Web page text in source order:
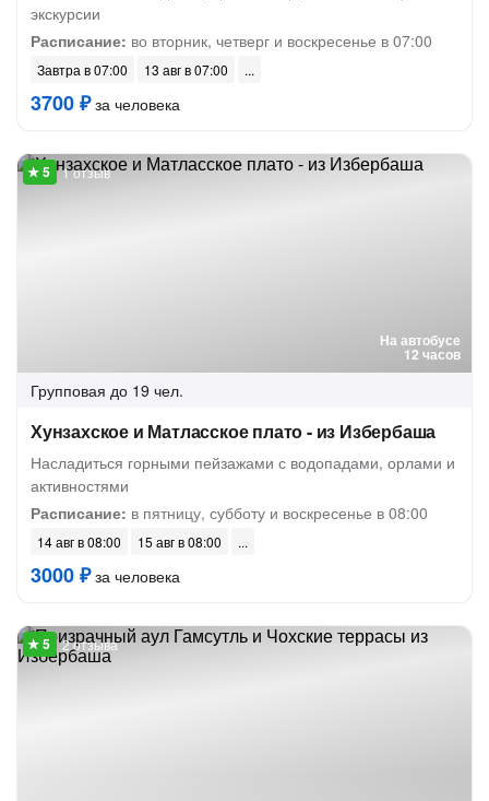
экскурсии
Расписание: во вторник, четверг и воскресенье в 07:00
Завтра в 07:00 13 авг в 07:00
3700 ₽за человека
На автобусе
12 часов
1 отзыв
Групповая до 19 чел.
Хунзахское и Матласское плато - из Избербаша
Насладиться горными пейзажами с водопадами, орлами и
активностями
Расписание: в пятницу, субботу и воскресенье в 08:00
14 авг в 08:00 15 авг в 08:00
3000 ₽за человека
2 отзыва